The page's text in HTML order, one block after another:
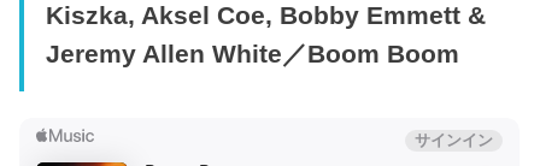
Kiszka, Aksel Coe, Bobby Emmett &
Jeremy Allen White／Boom Boom